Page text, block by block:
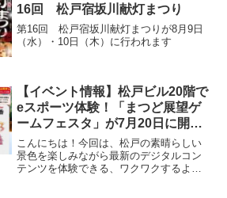
雨決行・荒天中止
16回 松戸宿坂川献灯まつり
第16回 松戸宿坂川献灯まつりが8月9日
（水）・10日（木）に行われます
【イベント情報】松戸ビル20階で
eスポーツ体験！「まつど展望ゲ
ームフェスタ」が7月20日に開催
されます
こんにちは！今回は、松戸の素晴らしい
景色を楽しみながら最新のデジタルコン
テンツを体験できる、ワクワクするよう